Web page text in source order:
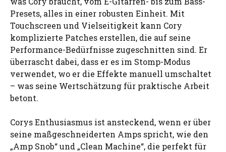
Presets, alles in einer robusten Einheit. Mit
Touchscreen und Vielseitigkeit kann Cory
komplizierte Patches erstellen, die auf seine
Performance-Bedürfnisse zugeschnitten sind. Er
überrascht dabei, dass er es im Stomp-Modus
verwendet, wo er die Effekte manuell umschaltet
– was seine Wertschätzung für praktische Arbeit
betont.
Corys Enthusiasmus ist ansteckend, wenn er über
seine maßgeschneiderten Amps spricht, wie den
„Amp Snob“ und „Clean Machine“, die perfekt für